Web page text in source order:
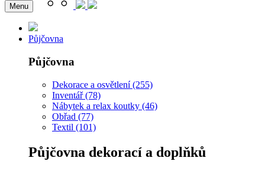
Menu
Půjčovna
Půjčovna
Dekorace a osvětlení (255)
Inventář (78)
Nábytek a relax koutky (46)
Obřad (77)
Textil (101)
Půjčovna dekorací a doplňků